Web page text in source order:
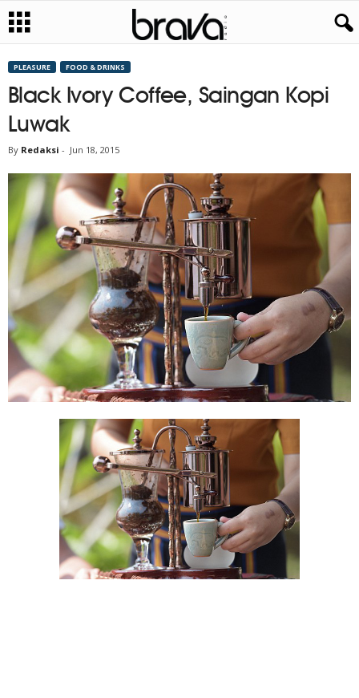
PLEASURE FOOD & DRINKS
Black Ivory Coffee, Saingan Kopi
Luwak
By Redaksi - Jun 18, 2015